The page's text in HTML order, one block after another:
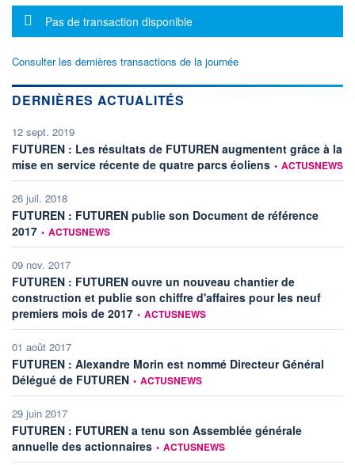
Message d'information
Pas de transaction disponible
Consulter les dernières transactions de la journée
DERNIÈRES ACTUALITÉS
12 sept. 2019
FUTUREN : Les résultats de FUTUREN augmentent grâce à la
mise en service récente de quatre parcs éoliens information fournie
• ACTUSNEWS
26 juil. 2018
FUTUREN : FUTUREN publie son Document de référence
2017information fournie par
• ACTUSNEWS
09 nov. 2017
FUTUREN : FUTUREN ouvre un nouveau chantier de
construction et publie son chiffre d'affaires pour les neuf
premiers mois de 2017information fournie par
• ACTUSNEWS
01 août 2017
FUTUREN : Alexandre Morin est nommé Directeur Général
Délégué de FUTURENinformation fournie par
• ACTUSNEWS
29 juin 2017
FUTUREN : FUTUREN a tenu son Assemblée générale
annuelle des actionnaires information fournie par
• ACTUSNEWS